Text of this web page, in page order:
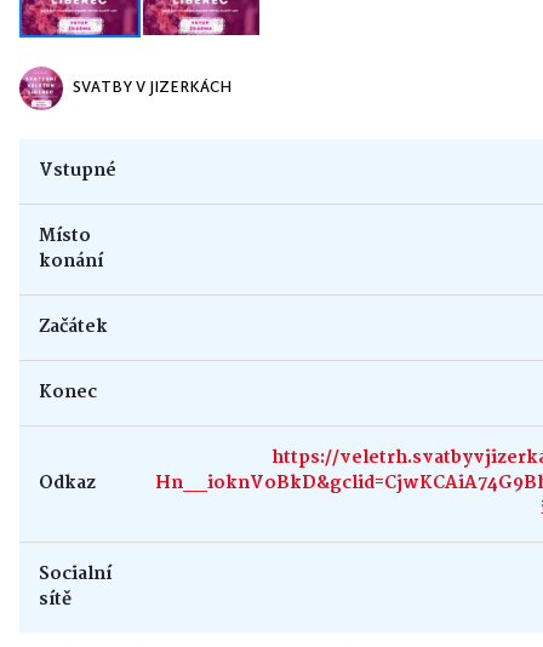
SVATBY V JIZERKÁCH
Vstupné
Místo
konání
Začátek
Konec
Odkaz
https://
Socialní
sítě